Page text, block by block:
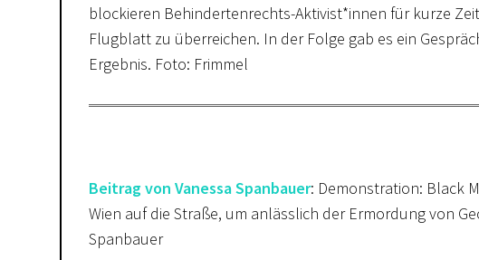
blockieren Behindertenrechts-Aktivist*innen für kurze
Flugblatt zu überreichen. In der Folge gab es ein
Ergebnis. Foto: Frimmel
Beitrag von Vanessa Spanbauer: Demonstration: Black
Wien auf die Straße, um anlässlich der Ermordung von
Spanbauer